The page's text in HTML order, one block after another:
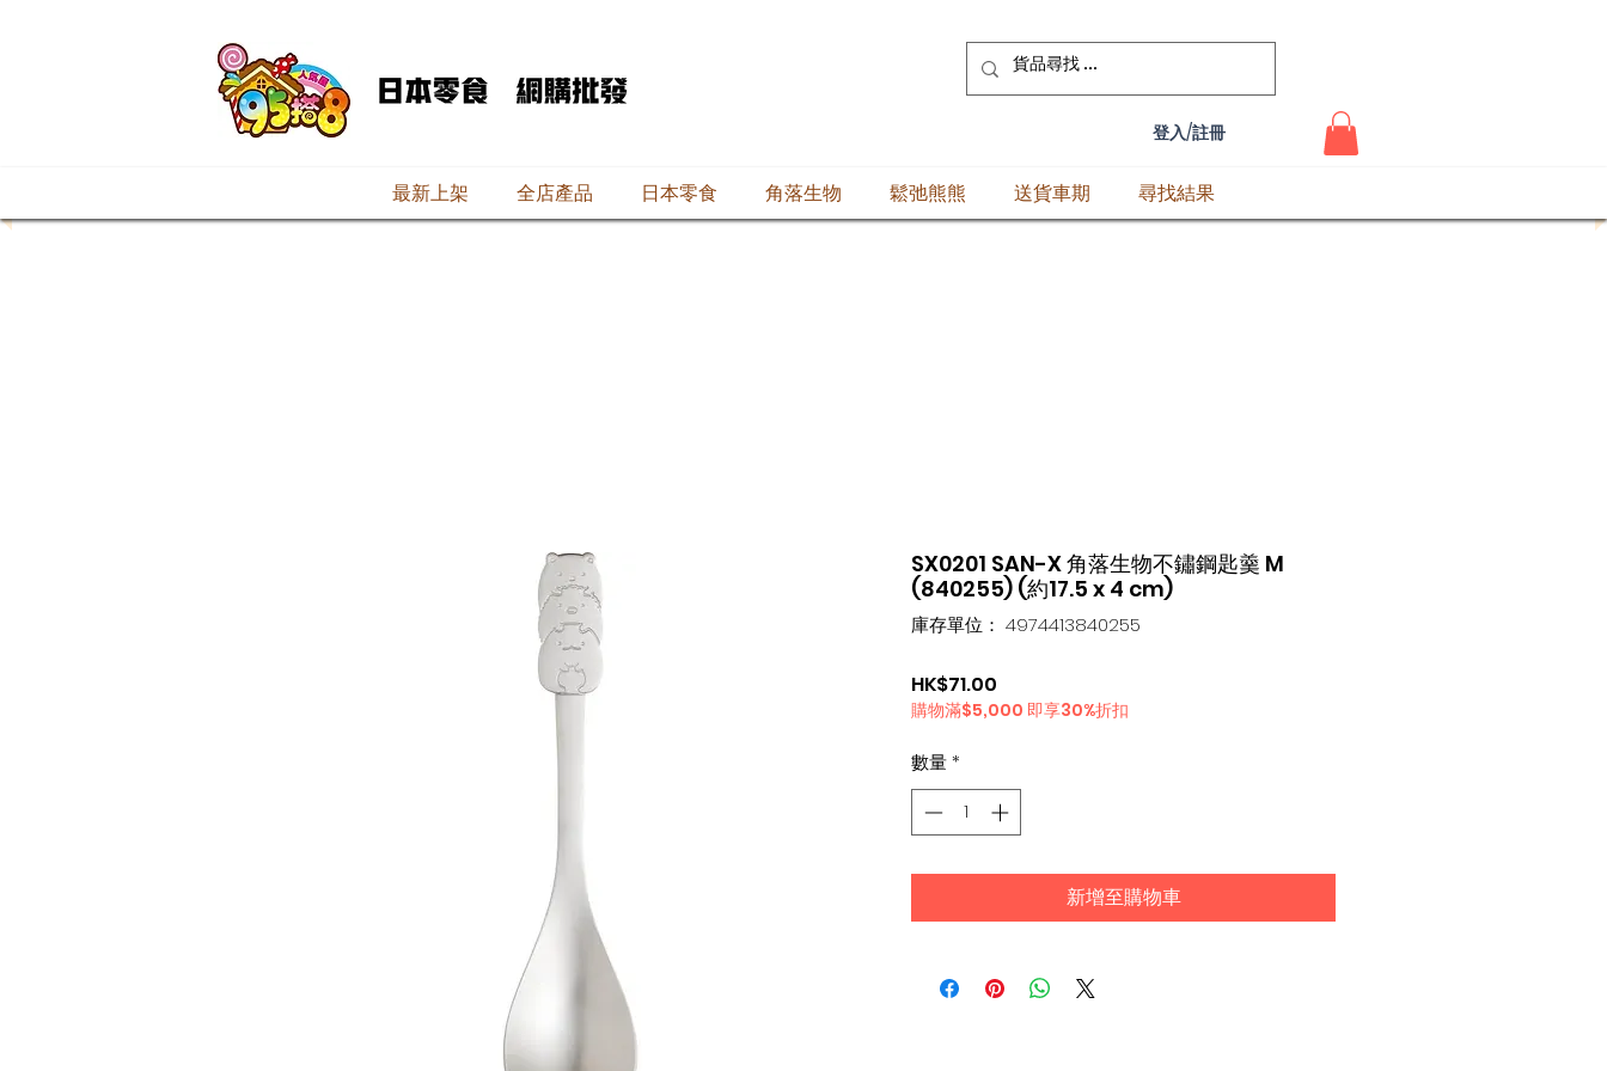
登入/註冊
最新上架 全店產品 日本零食 角落生物 鬆弛熊熊 送貨車期 尋找結果
SX0201 SAN-X 角落生物不鏽鋼匙羹 M
(840255) (約17.5 x 4 cm)
庫存單位： 4974413840255
HK$71.00
格
購物滿$5,000 即享30%折扣
數量*
新增至購物車